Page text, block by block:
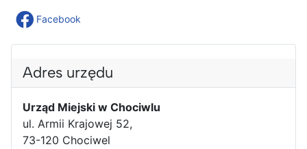
Facebook
Adres urzędu
Urząd Miejski w Chociwlu
ul. Armii Krajowej 52,
73-120 Chociwel